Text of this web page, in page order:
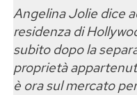
Angelina Jolie dice
residenza di
subito dopo la
proprietà
è ora sul mercato